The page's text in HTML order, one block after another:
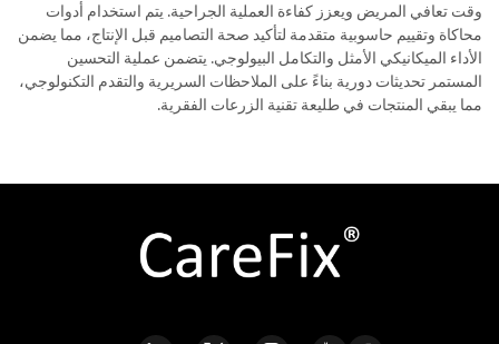
وقت تعافي المريض ويعزز كفاءة العملية الجراحية. يتم استخدام أدوات
محاكاة وتقييم حاسوبية متقدمة لتأكيد صحة التصاميم قبل الإنتاج، مما يضمن
الأداء الميكانيكي الأمثل والتكامل البيولوجي. يتضمن عملية التحسين
المستمر تحديثات دورية بناءً على الملاحظات السريرية والتقدم التكنولوجي،
مما يبقي المنتجات في طليعة تقنية الزرعات الفقرية.